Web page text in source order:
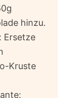
hinzu.
Ersetze
Kruste